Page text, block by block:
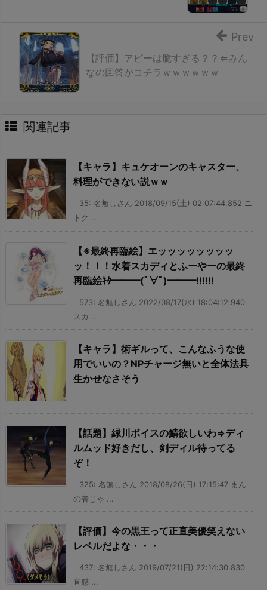
【評価】アビーは脆すぎる？？⇐みん
なの回答がコチラｗｗｗｗｗｗ
Prev
関連記事
【キャラ】キュケオーンのキャスター、
料理ができない説ｗｗ
35: 名無しさん 2018/09/15(土) 02:07:44.852 ニ
トク ...
【※最終再臨絵】エッッッッッッッッ
ッ！！！水着スカディとふーやーの最終
再臨絵ｷﾀ━━━(ﾟ∀ﾟ)━━━!!!!!!
573: 名無しさん 2022/08/17(水) 18:04:12.940
スカ ...
【キャラ】術ギルって、こんなふうな使
用でいいの？NPチャージ無いと全体法具
生かせなさそう
【話題】緑川ボイスの鯖欲しいわ⇒ディ
ルムッド好きだし、剣ディル待ってる
ぞ！
325: 名無しさん 2018/08/26(日) 17:15:47 まん
の者じゃ ...
【評価】今の黒王って正直美優笑えない
レベルだよな・・・
437: 名無しさん 2019/07/21(日) 22:14:30.830
直感 ...